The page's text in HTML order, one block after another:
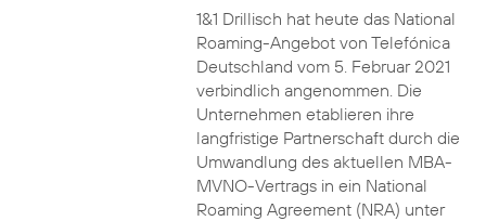
1&1 Drillisch hat heute das National
Roaming-Angebot von Telefónica
Deutschland vom 5. Februar 2021
verbindlich angenommen. Die
Unternehmen etablieren ihre
langfristige Partnerschaft durch die
Umwandlung des aktuellen MBA-
MVNO-Vertrags in ein National
Roaming Agreement (NRA) unter